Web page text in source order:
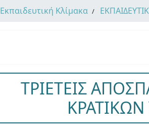
Εκπαιδευτική Κλίμακα
ΤΡΙΕΤΕΙΣ